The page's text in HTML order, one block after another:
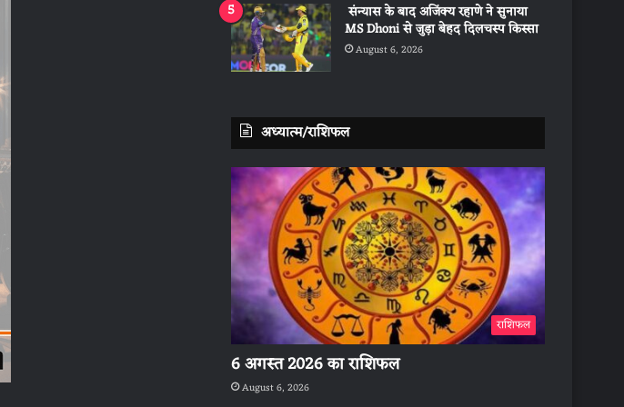
संन्यास के बाद अजिंक्‍य रहाणे ने सुनाया
MS Dhoni से जुड़ा बेहद दिलचस्प किस्सा
August 6, 2026
अध्यात्म/राशिफल
राशिफल
6 अगस्त 2026 का राशिफल
August 6, 2026